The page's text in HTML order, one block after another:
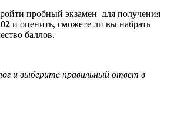
пробный экзамен для получения
и оценить, сможете ли вы набрать
баллов.
и выберите правильный ответ в